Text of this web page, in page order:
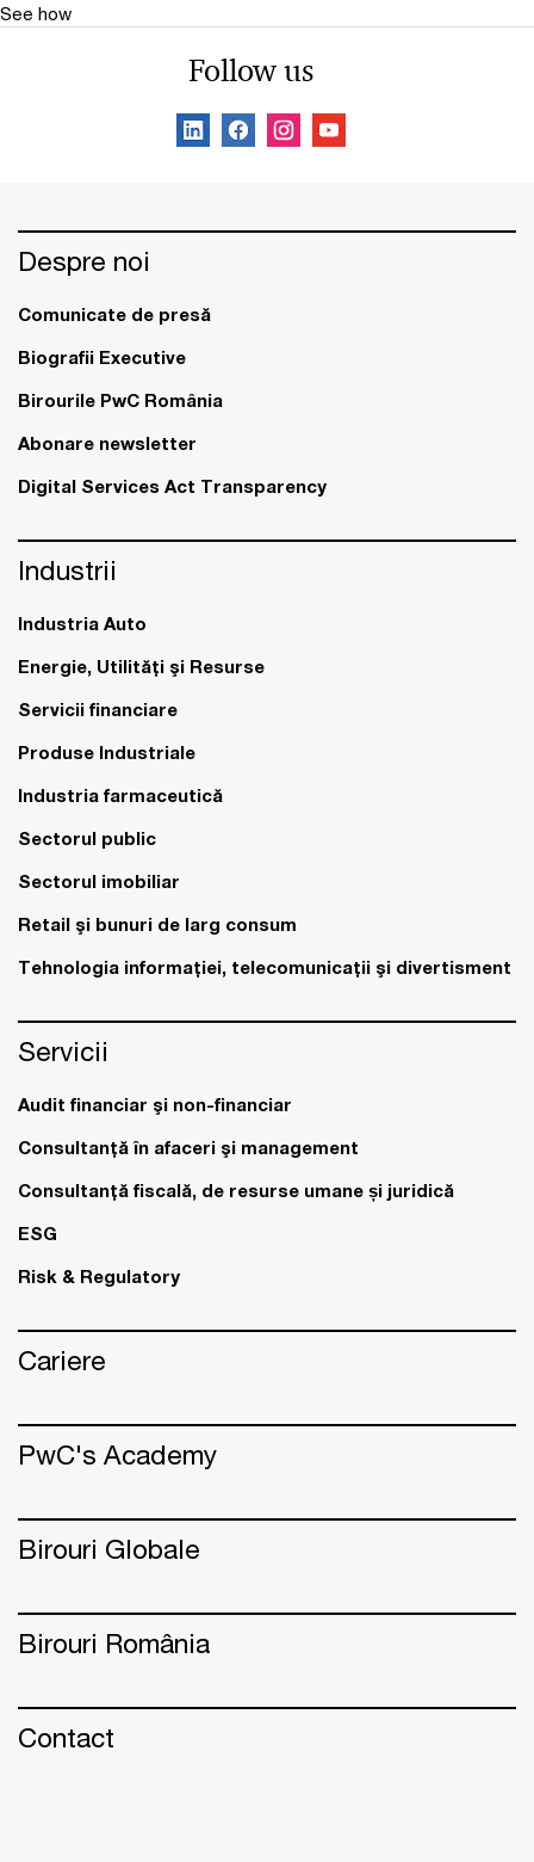
See how
Follow us
Despre noi
Comunicate de presă
Biografii Executive
Birourile PwC România
Abonare newsletter
Digital Services Act Transparency
Industrii
Industria Auto
Energie, Utilităţi şi Resurse
Servicii financiare
Produse Industriale
Industria farmaceutică
Sectorul public
Sectorul imobiliar
Retail şi bunuri de larg consum
Tehnologia informaţiei, telecomunicaţii şi divertisment
Servicii
Audit financiar şi non-financiar
Consultanţă în afaceri şi management
Consultanţă fiscală, de resurse umane și juridică
ESG
Risk & Regulatory
Cariere
PwC's Academy
Birouri Globale
Birouri România
Contact